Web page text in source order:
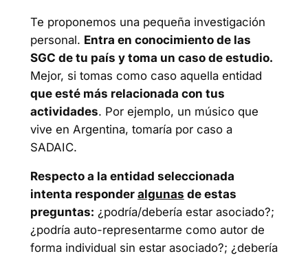
Te proponemos una pequeña investigación
personal. Entra en conocimiento de las
SGC de tu país y toma un caso de estudio.
Mejor, si tomas como caso aquella entidad
que esté más relacionada con tus
actividades. Por ejemplo, un músico que
vive en Argentina, tomaría por caso a
SADAIC.
Respecto a la entidad seleccionada
intenta responder algunas de estas
preguntas: ¿podría/debería estar asociado?;
¿podría auto-representarme como autor de
forma individual sin estar asociado?; ¿debería